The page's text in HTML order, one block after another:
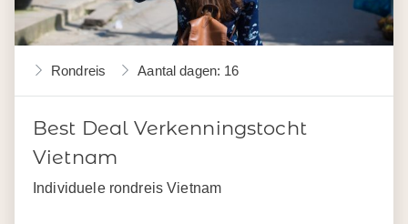
Rondreis Aantal dagen: 16
Best Deal Verkenningstocht
Vietnam
Individuele rondreis Vietnam